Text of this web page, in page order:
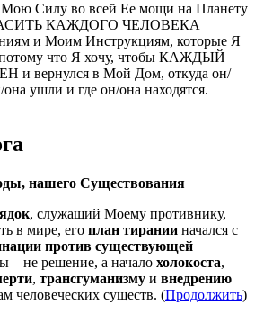
Силу во всей Ее мощи на Планету
КАЖДОГО ЧЕЛОВЕКА
и Моим Инструкциям, которые Я
что Я хочу, чтобы КАЖДЫЙ
вернулся в Мой Дом, откуда он/
ушли и где он/она находятся.
нашего Существования
, служащий Моему противнику,
в мире, его план тирании начался с
против существующей
– не решение, а начало холокоста,
, трансгуманизму и внедрению
человеческих существ. (Продолжить)